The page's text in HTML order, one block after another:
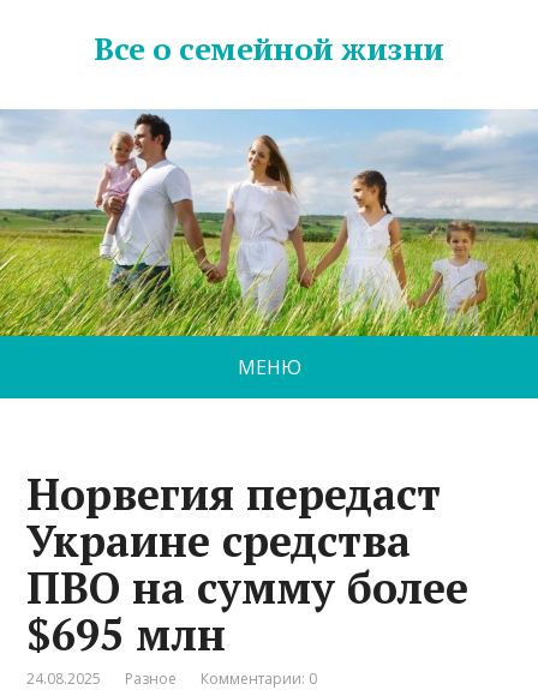
Все о семейной жизни
МЕНЮ
Норвегия передаст
Украине средства
ПВО на сумму более
$695 млн
24.08.2025 Разное Комментарии: 0